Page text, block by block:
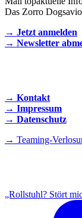
Das Zorro
→ Jetzt anmelden
→ Newsletter
→ Kontakt
→ Impressum
→ Datenschutz
→ Teaming-
„Rollstuhl? Stört